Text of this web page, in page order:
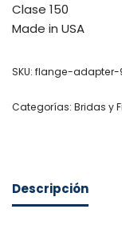
Clase 150
Made in USA
SKU: flange-adapter-
Categorías: Bridas y
Descripción